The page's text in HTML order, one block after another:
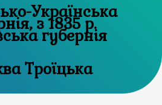
Українська
з 1835 р.
губернія
Троїцька